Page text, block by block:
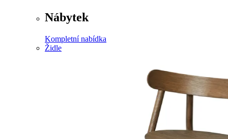
Nábytek
Kompletní nabídka
Židle